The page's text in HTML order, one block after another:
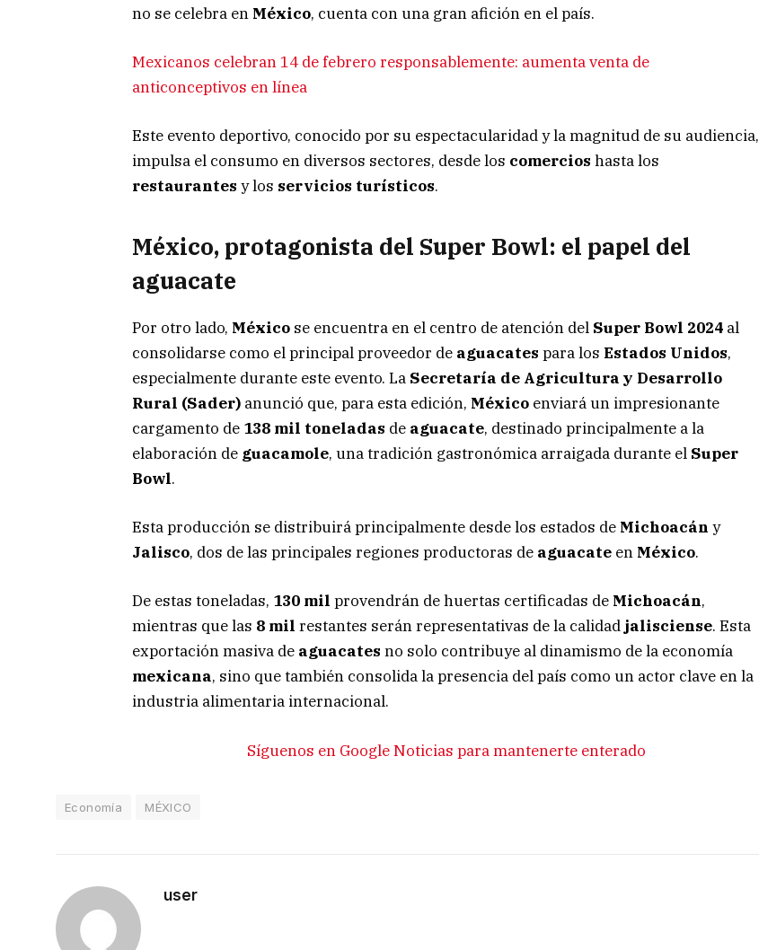
no se celebra en México, cuenta con una gran afición en el país.
Mexicanos celebran 14 de febrero responsablemente: aumenta venta de
anticonceptivos en línea
Este evento deportivo, conocido por su espectacularidad y la magnitud de su audiencia,
impulsa el consumo en diversos sectores, desde los comercios hasta los
restaurantes y los servicios turísticos.
México, protagonista del Super Bowl: el papel del
aguacate
Por otro lado, México se encuentra en el centro de atención del Super Bowl 2024 al
consolidarse como el principal proveedor de aguacates para los Estados Unidos,
especialmente durante este evento. La Secretaría de Agricultura y Desarrollo
Rural (Sader) anunció que, para esta edición, México enviará un impresionante
cargamento de 138 mil toneladas de aguacate, destinado principalmente a la
elaboración de guacamole, una tradición gastronómica arraigada durante el Super
Bowl.
Esta producción se distribuirá principalmente desde los estados de Michoacán y
Jalisco, dos de las principales regiones productoras de aguacate en México.
De estas toneladas, 130 mil provendrán de huertas certificadas de Michoacán,
mientras que las 8 mil restantes serán representativas de la calidad jalisciense. Esta
exportación masiva de aguacates no solo contribuye al dinamismo de la economía
mexicana, sino que también consolida la presencia del país como un actor clave en la
industria alimentaria internacional.
Síguenos en Google Noticias para mantenerte enterado
Economía MÉXICO
user